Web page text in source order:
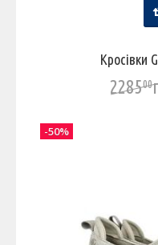
Кросівки
228500
-50%